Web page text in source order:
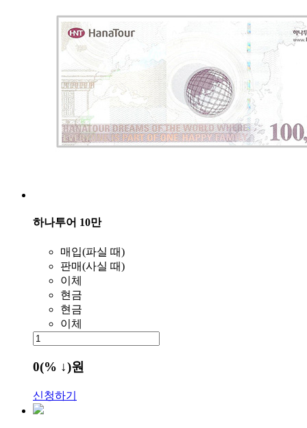
하나투어 10만
매입(파실 때)
판매(사실 때)
이체
현금
현금
이체
0(% ↓)원
신청하기